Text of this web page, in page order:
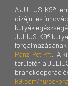
A JULIUS-K9®
dizájn- és
kutyák
JULIUS-K9®
Panzi Pet Kft . A
területén a
k9.com/hu/co-